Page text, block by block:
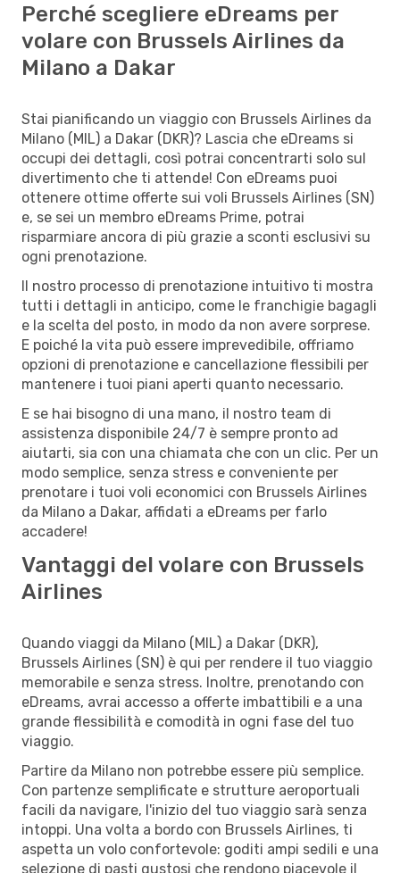
Perché scegliere eDreams per
volare con Brussels Airlines da
Milano a Dakar
Stai pianificando un viaggio con Brussels Airlines da
Milano (MIL) a Dakar (DKR)? Lascia che eDreams si
occupi dei dettagli, così potrai concentrarti solo sul
divertimento che ti attende! Con eDreams puoi
ottenere ottime offerte sui voli Brussels Airlines (SN)
e, se sei un membro eDreams Prime, potrai
risparmiare ancora di più grazie a sconti esclusivi su
ogni prenotazione.
Il nostro processo di prenotazione intuitivo ti mostra
tutti i dettagli in anticipo, come le franchigie bagagli
e la scelta del posto, in modo da non avere sorprese.
E poiché la vita può essere imprevedibile, offriamo
opzioni di prenotazione e cancellazione flessibili per
mantenere i tuoi piani aperti quanto necessario.
E se hai bisogno di una mano, il nostro team di
assistenza disponibile 24/7 è sempre pronto ad
aiutarti, sia con una chiamata che con un clic. Per un
modo semplice, senza stress e conveniente per
prenotare i tuoi voli economici con Brussels Airlines
da Milano a Dakar, affidati a eDreams per farlo
accadere!
Vantaggi del volare con Brussels
Airlines
Quando viaggi da Milano (MIL) a Dakar (DKR),
Brussels Airlines (SN) è qui per rendere il tuo viaggio
memorabile e senza stress. Inoltre, prenotando con
eDreams, avrai accesso a offerte imbattibili e a una
grande flessibilità e comodità in ogni fase del tuo
viaggio.
Partire da Milano non potrebbe essere più semplice.
Con partenze semplificate e strutture aeroportuali
facili da navigare, l'inizio del tuo viaggio sarà senza
intoppi. Una volta a bordo con Brussels Airlines, ti
aspetta un volo confortevole: goditi ampi sedili e una
selezione di pasti gustosi che rendono piacevole il